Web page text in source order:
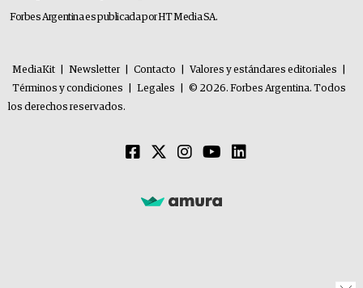
Forbes Argentina es publicada por HT Media SA.
MediaKit Newsletter Contacto Valores y estándares editoriales
Términos y condiciones
Legales
© 2026. Forbes Argentina. Todos
los derechos reservados.